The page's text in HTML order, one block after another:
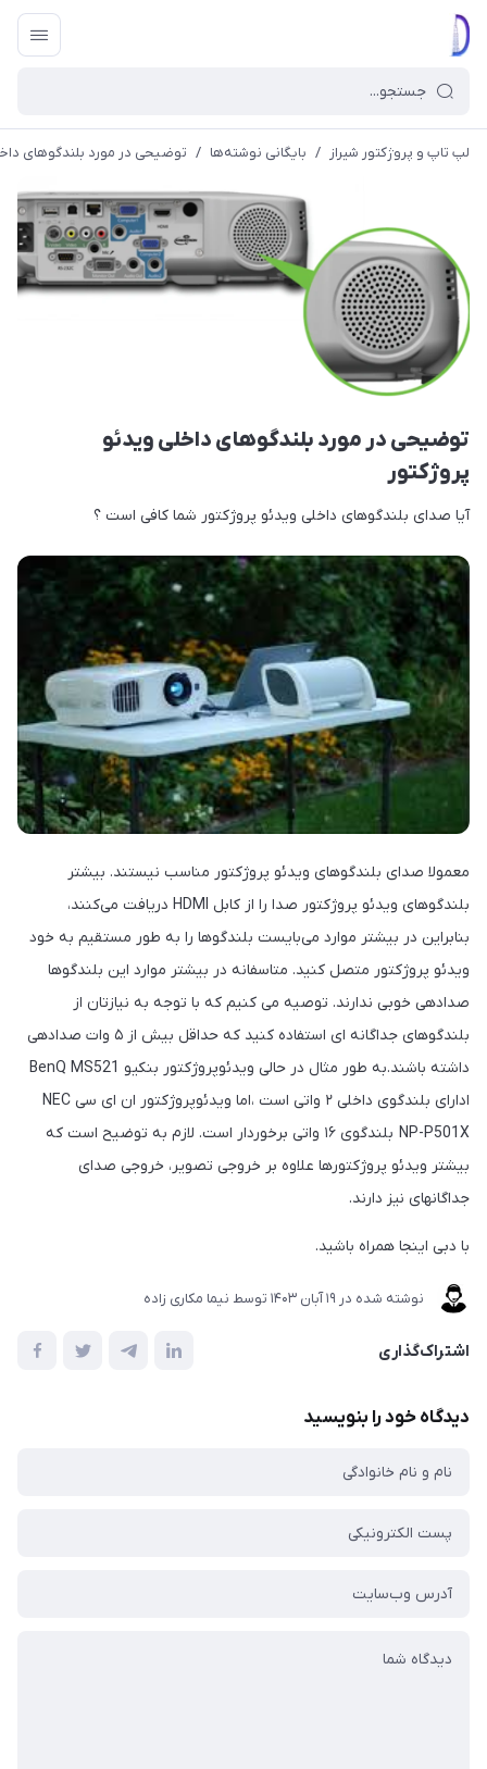
لپ تاپ و پروژکتور شیراز / بایگانی نوشته‌ها / توضیحی در مورد بلندگوهای
توضیحی در مورد بلندگوهای داخلی ویدئو
پروژکتور
آیا صدای بلندگوهای داخلی ویدئو پروژکتور شما کافی است ؟
معمولا صدای بلندگوهای ویدئو پروژکتور مناسب نیستند. بیشتر
بلندگوهای ویدئو پروژکتور صدا را از کابل HDMI دریافت می‌کنند،
بنابراین در بیشتر موارد می‌بایست بلندگوها را به طور مستقیم به خود
ویدئو پروژکتور متصل کنید. متاسفانه در بیشتر موارد این بلندگوها
صدادهی خوبی ندارند. توصیه می کنیم که با توجه به نیازتان از
بلندگوهای جداگانه ای استفاده کنید که حداقل بیش از ۵ وات صدادهی
داشته باشند.به طور مثال در حالی ویدئوپروژکتور بنکیو BenQ MS521
ادارای بلندگوی داخلی ۲ واتی است ،اما ویدئوپروژکتور ان ای سی NEC
NP-P501X بلندگوی ۱۶ واتی برخوردار است. لازم به توضیح است که
بیشتر ویدئو پروژکتورها علاوه بر خروجی تصویر، خروجی صدا‎ی
جداگانه‎ای نیز دارند.
با دبی اینجا همراه باشید.
نوشته شده در 19 آبان 1403 توسط نیما مکاری زاده
اشتراک‌گذاری
دیدگاه خود را بنویسید